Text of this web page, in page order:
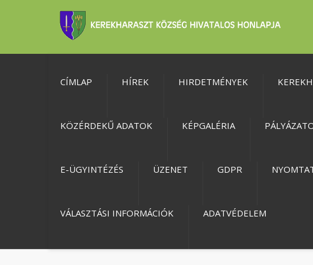
CÍMLAP HÍREK HIRDETMÉNYEK
KÖZÉRDEKŰ ADATOK KÉPGALÉRIA
E-ÜGYINTÉZÉS ÜZENET GDPR
VÁLASZTÁSI INFORMÁCIÓK ADATVÉDELEM